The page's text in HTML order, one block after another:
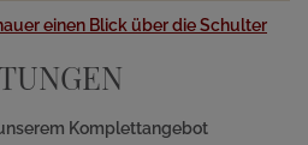
einen Blick über die Schulter
Komplettangebot